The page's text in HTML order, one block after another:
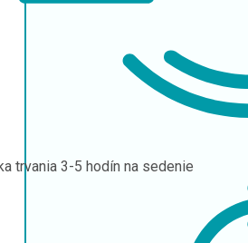
trvania 3-5 hodín na sedenie